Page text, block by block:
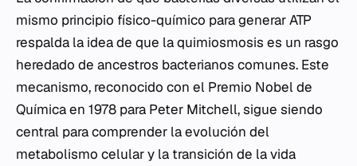
mismo principio físico-químico para generar ATP
respalda la idea de que la quimiosmosis es un rasgo
heredado de ancestros bacterianos comunes. Este
mecanismo, reconocido con el Premio Nobel de
Química en 1978 para Peter Mitchell, sigue siendo
central para comprender la evolución del
metabolismo celular y la transición de la vida